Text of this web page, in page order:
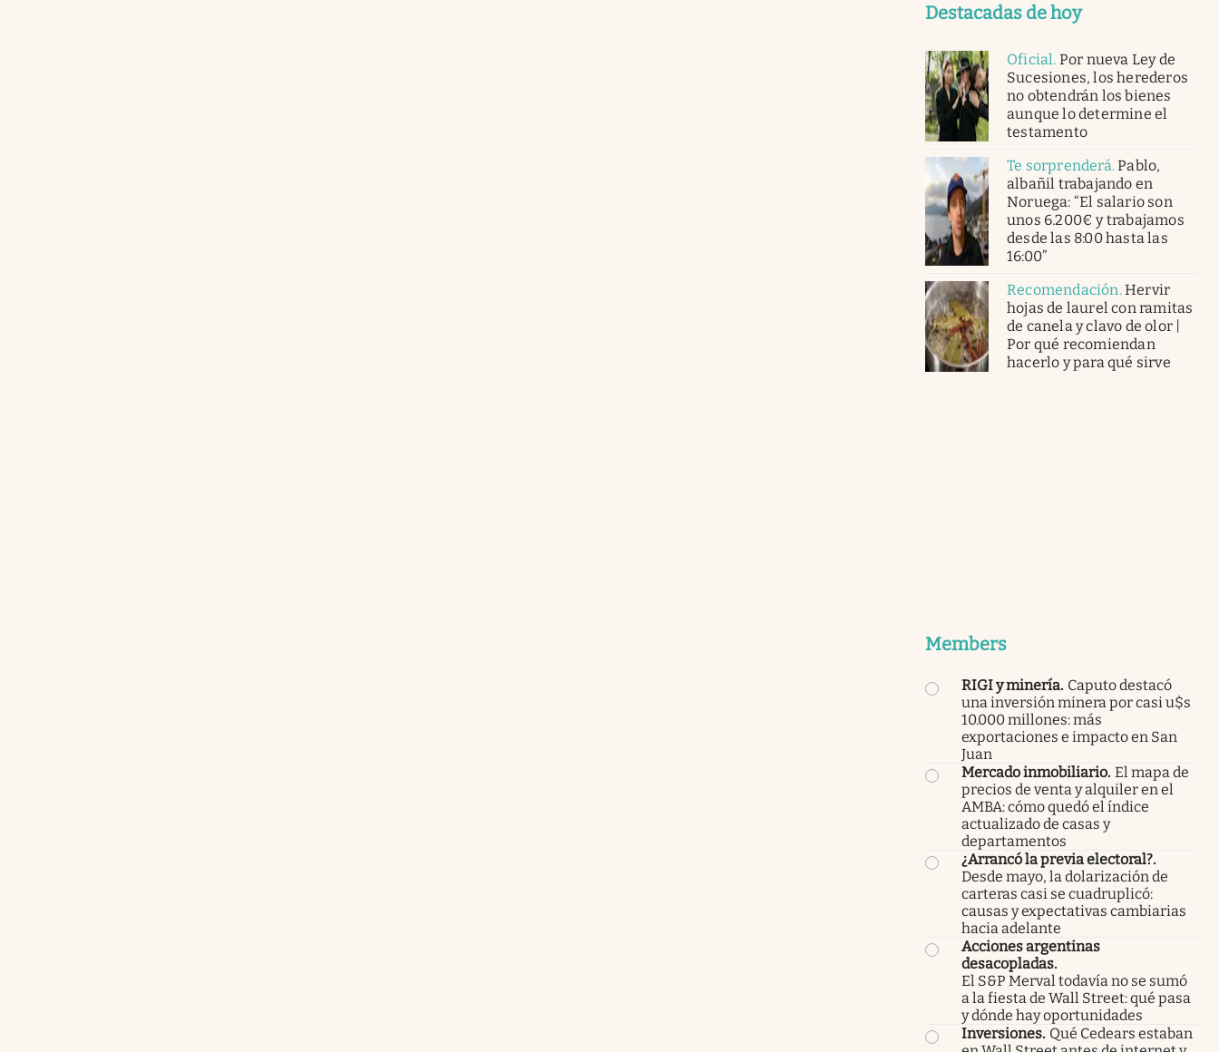
Destacadas de hoy
Oficial. Por nueva Ley de
Sucesiones, los herederos
no obtendrán los bienes
aunque lo determine el
testamento
Te sorprenderá.Pablo,
albañil trabajando en
Noruega: “El salario son
unos 6.200€ y trabajamos
desde las 8:00 hasta las
16:00”
Recomendación.Hervir
hojas de laurel con ramitas
de canela y clavo de olor |
Por qué recomiendan
hacerlo y para qué sirve
Members
RIGI y minería. Caputo destacó
una inversión minera por casi u$s
10.000 millones: más
exportaciones e impacto en San
Juan
Mercado inmobiliario. El mapa de
precios de venta y alquiler en el
AMBA: cómo quedó el índice
actualizado de casas y
departamentos
¿Arrancó la previa electoral?.
Desde mayo, la dolarización de
carteras casi se cuadruplicó:
causas y expectativas cambiarias
hacia adelante
Acciones argentinas
desacopladas.
El S&P Merval todavía no se sumó
a la fiesta de Wall Street: qué pasa
y dónde hay oportunidades
Inversiones. Qué Cedears estaban